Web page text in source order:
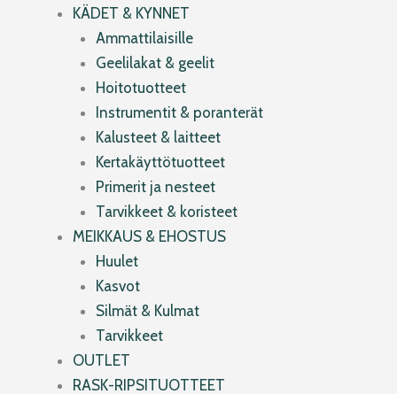
KÄDET & KYNNET
Ammattilaisille
Geelilakat & geelit
Hoitotuotteet
Instrumentit & poranterät
Kalusteet & laitteet
Kertakäyttötuotteet
Primerit ja nesteet
Tarvikkeet & koristeet
MEIKKAUS & EHOSTUS
Huulet
Kasvot
Silmät & Kulmat
Tarvikkeet
OUTLET
RASK-RIPSITUOTTEET